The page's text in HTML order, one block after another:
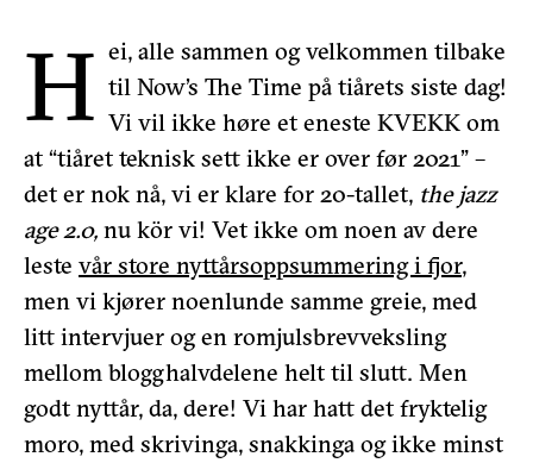
H ei, alle sammen og velkommen tilbake
til Now’s The Time på tiårets siste dag!
Vi vil ikke høre et eneste KVEKK om
at “tiåret teknisk sett ikke er over før 2021” –
det er nok nå, vi er klare for 20-tallet, the jazz
age 2.0, nu kör vi! Vet ikke om noen av dere
leste vår store nyttårsoppsummering i fjor,
men vi kjører noenlunde samme greie, med
litt intervjuer og en romjulsbrevveksling
mellom blogghalvdelene helt til slutt. Men
godt nyttår, da, dere! Vi har hatt det fryktelig
moro, med skrivinga, snakkinga og ikke minst